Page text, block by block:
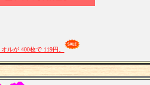
ルが 400枚で 119円。